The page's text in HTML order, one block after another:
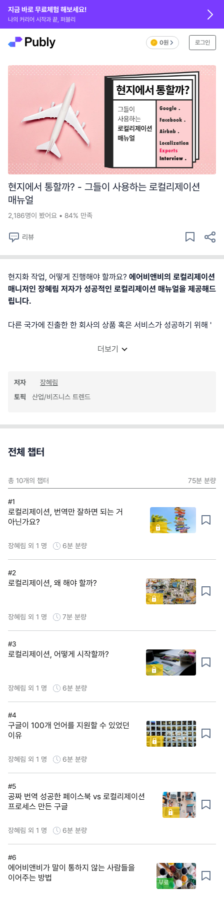
0원 로그인
지금 바로 무료체험 해보세요!
나의 커리어 시작과 끝, 퍼블리
현지에서 통할까? - 그들이 사용하는 로컬리제이션
매뉴얼
2,186명이 봤어요 • 84% 만족
리뷰
현지화 작업, 어떻게 진행해야 할까요? 에어비앤비의 로컬리제이션
매니저인 장혜림 저자가 성공적인 로컬리제이션 매뉴얼을 제공해드
립니다.
다른 국가에 진출한 한 회사의 상품 혹은 서비스가 성공하기 위해 '
더보기
저자
장혜림
토픽
산업/비즈니스 트렌드
전체 챕터
총 10개의 챕터 75분 분량
#1
로컬리제이션, 번역만 잘하면 되는 거
아닌가요?
장혜림 외 1 명 6분 분량
#2
로컬리제이션, 왜 해야 할까?
장혜림 외 1 명 7분 분량
#3
로컬리제이션, 어떻게 시작할까?
장혜림 외 1 명 6분 분량
#4
구글이 100개 언어를 지원할 수 있었던
이유
장혜림 외 1 명 6분 분량
#5
공짜 번역 성공한 페이스북 vs 로컬리제이션
프로세스 만든 구글
장혜림 외 1 명 6분 분량
#6
에어비앤비가 말이 통하지 않는 사람들을
이어주는 방법
무료